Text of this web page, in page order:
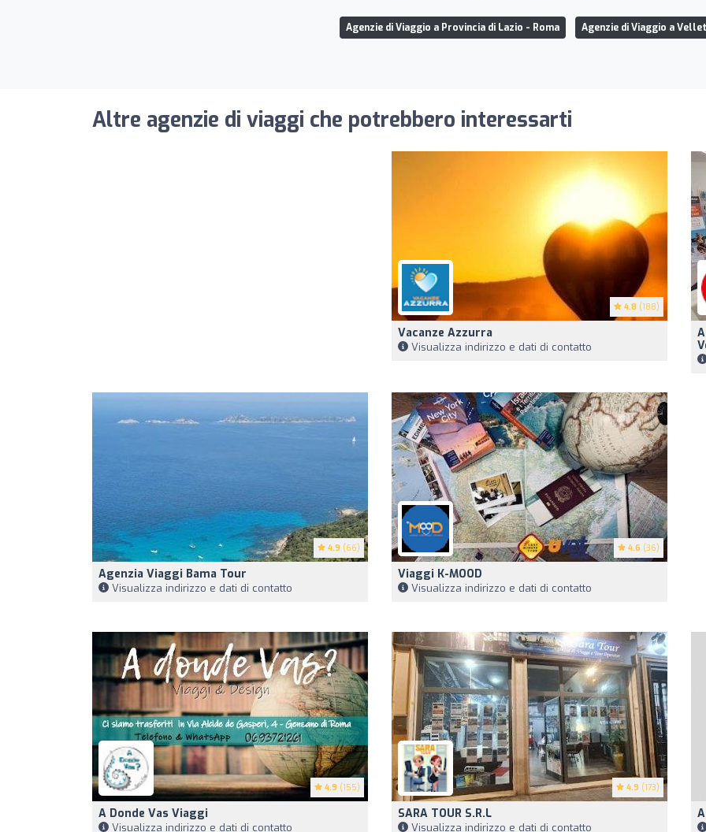
Agenzie di Viaggio a Provincia di Lazio - Roma Agenzie di Viaggio a
Altre agenzie di viaggi che potrebbero interessarti
4.8 (188)
Vacanze Azzurra
Visualizza indirizzo e dati di contatto
4.9 (66)
Agenzia Viaggi Bama Tour
Visualizza indirizzo e dati di contatto
4.6 (36)
Viaggi K-MOOD
Visualizza indirizzo e dati di contatto
4.9 (155)
A Donde Vas Viaggi
Visualizza indirizzo e dati di contatto
4.9 (173)
SARA TOUR S.R.L
Visualizza indirizzo e dati di contatto